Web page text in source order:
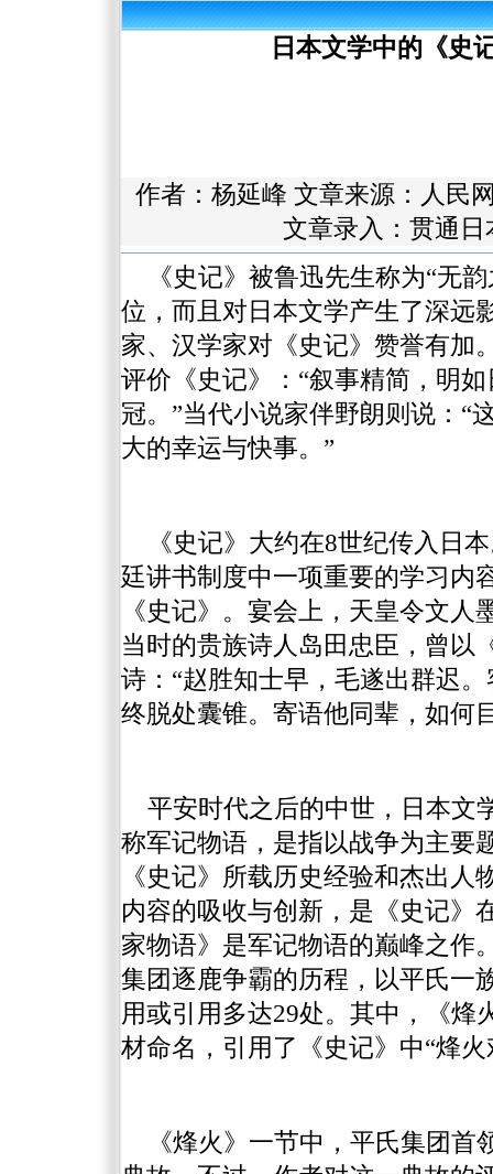
日本文学中的《史
作者： 杨延峰 文章来源： 人民
文章录入：贯通
《史记》被鲁迅先生称为“无
位，而且对日本文学产生了深远
家、汉学家对《史记》赞誉有加
评价《史记》：“叙事精简，明
冠。”当代小说家伴野朗则说：“
大的幸运与快事。”
《史记》大约在8世纪传入日
廷讲书制度中一项重要的学习内
《史记》。宴会上，天皇令文
当时的贵族诗人岛田忠臣，曾以
诗：“赵胜知士早，毛遂出群迟
终脱处囊锥。寄语他同辈，如何
平安时代之后的中世，日本文
称军记物语，是指以战争为主要
《史记》所载历史经验和杰出
内容的吸收与创新，是《史记》
家物语》是军记物语的巅峰之作
集团逐鹿争霸的历程，以平氏一
用或引用多达29处。其中，《烽
材命名，引用了《史记》中“烽
《烽火》一节中，平氏集团